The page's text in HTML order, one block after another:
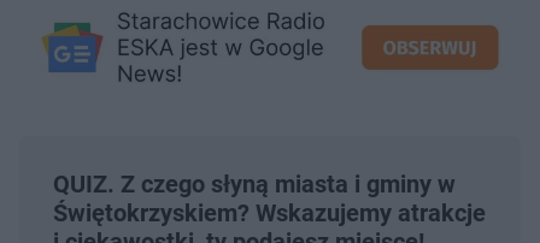
QUIZ. Z czego słyną miasta i gminy w
Świętokrzyskiem? Wskazujemy atrakcje